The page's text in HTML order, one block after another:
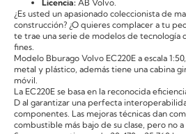
Licencia: AB Volvo.
¿Es usted un apasionado coleccionista de
construcción? ¿O quieres complacer a tu
te trae una serie de modelos de tecnología
fines.
Modelo Bburago Volvo EC220E a escala
metal y plástico, además tiene una cabina
móvil.
La EC220E se basa en la reconocida
D al garantizar una perfecta
componentes. Las mejoras técnicas dan
combustible más bajo de su clase, pero no